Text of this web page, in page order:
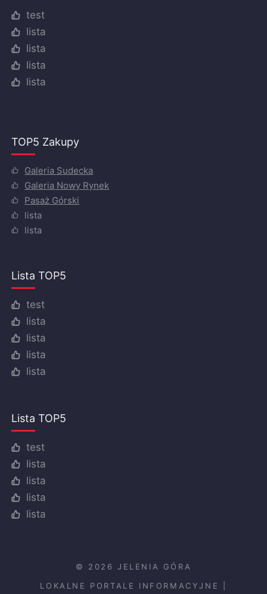
test
lista
lista
lista
lista
TOP5 Zakupy
Galeria Sudecka
Galeria Nowy Rynek
Pasaż Górski
lista
lista
Lista TOP5
test
lista
lista
lista
lista
Lista TOP5
test
lista
lista
lista
lista
© 2026 JELENIA GÓRA
LOKALNE PORTALE INFORMACYJNE